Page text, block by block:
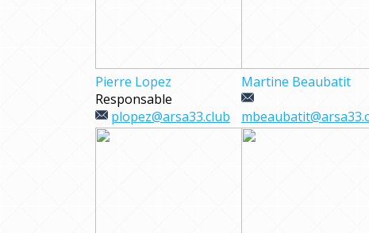
Pierre Lopez
Responsable
plopez@arsa33.club
Martine Beaubatit